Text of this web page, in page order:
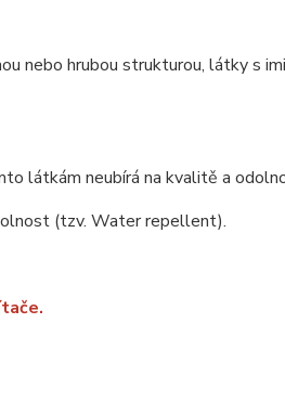
nebo hrubou strukturou, látky s
látkám neubírá na kvalitě a
(tzv. Water repellent).